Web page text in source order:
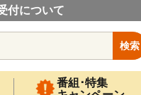
付について
検索
番組･特集